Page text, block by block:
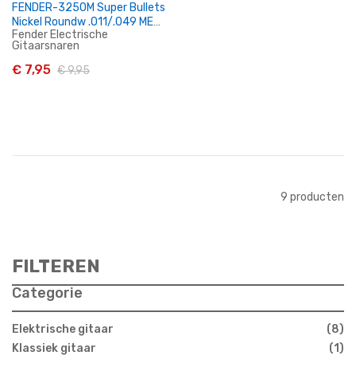
FILTEREN
Categorie
Elektrische gitaar
8
Klassiek gitaar
1
FENDER-3250M Super Bullets
Nickel Roundw .011/.049 MET
snaarwinder!
Fender Electrische
Gitaarsnaren
€ 7,95 € 9,95
9 producten